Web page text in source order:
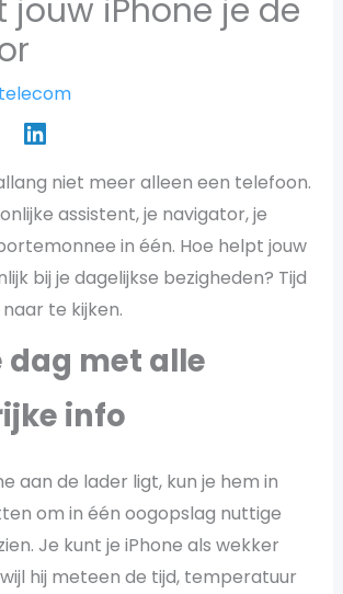
jouw iPhone je de
telecom
niet meer alleen een telefoon.
assistent, je navigator, je
in één. Hoe helpt jouw
bij je dagelijkse bezigheden? Tijd
te kijken.
dag met alle
info
aan de lader ligt, kun je hem in
om in één oogopslag nuttige
Je kunt je iPhone als wekker
hij meteen de tijd, temperatuur